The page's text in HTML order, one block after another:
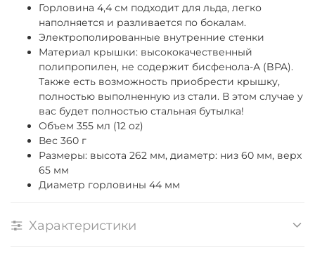
Горловина 4,4 см подходит для льда, легко
наполняется и разливается по бокалам.
Электрополированные внутренние стенки
Материал крышки: высококачественный
полипропилен, не содержит бисфенола-А (BPA).
Также есть возможность приобрести крышку,
полностью выполненную из стали. В этом случае у
вас будет полностью стальная бутылка!
Объем 355 мл (12 oz)
Вес 360 г
Размеры: высота 262 мм, диаметр: низ 60 мм, верх
65 мм
Диаметр горловины 44 мм
Характеристики